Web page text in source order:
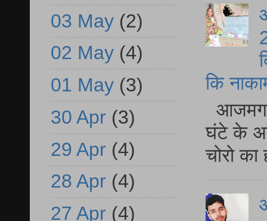
कि
घंटे के
चोरो
03 May (2)
02 May (4)
01 May (3)
30 Apr (3)
29 Apr (4)
28 Apr (4)
27 Apr (4)